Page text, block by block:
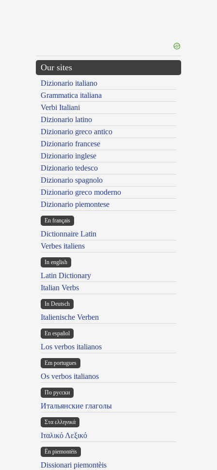
Our sites
Dizionario italiano
Grammatica italiana
Verbi Italiani
Dizionario latino
Dizionario greco antico
Dizionario francese
Dizionario inglese
Dizionario tedesco
Dizionario spagnolo
Dizionario greco moderno
Dizionario piemontese
En français
Dictionnaire Latin
Verbes italiens
In english
Latin Dictionary
Italian Verbs
In Deutsch
Italienische Verben
En español
Los verbos italianos
Em portugues
Os verbos italianos
По русски
Итальянские глаголы
Στα ελληνικά
Ιταλικό Λεξικό
Ën piemontèis
Dissionari piemontèis